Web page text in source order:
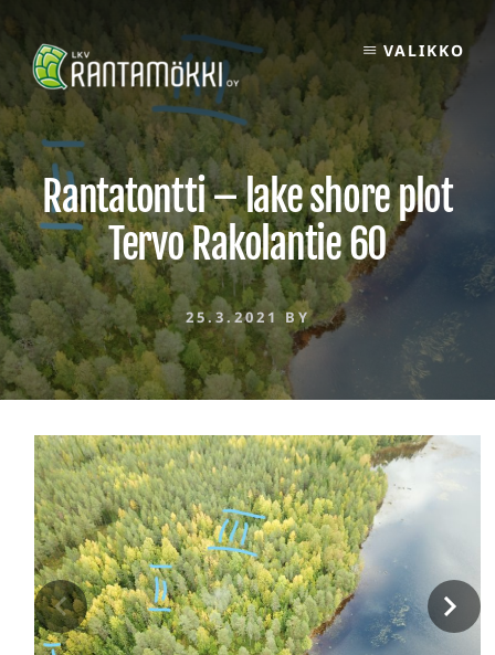
content
VALIKKO
Rantatontti – lake shore plot
Tervo Rakolantie 60
25.3.2021 BY